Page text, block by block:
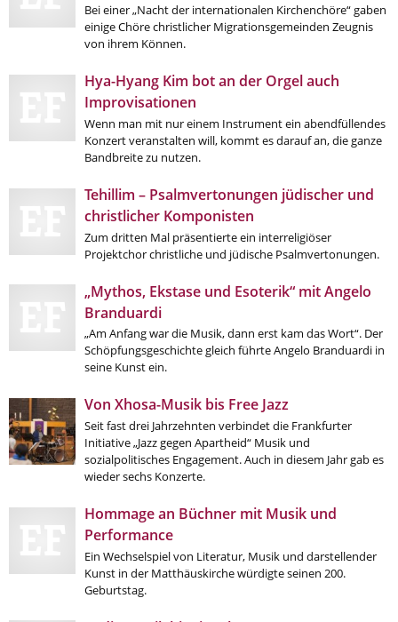
Bei einer „Nacht der internationalen Kirchenchöre“ gaben
einige Chöre christlicher Migrationsgemeinden Zeugnis
von ihrem Können.
Hya-Hyang Kim bot an der Orgel auch
Improvisationen
Wenn man mit nur einem Instrument ein abendfüllendes
Konzert veranstalten will, kommt es darauf an, die ganze
Bandbreite zu nutzen.
Tehillim – Psalmvertonungen jüdischer und
christlicher Komponisten
Zum dritten Mal präsentierte ein interreligiöser
Projektchor christliche und jüdische Psalmvertonungen.
„Mythos, Ekstase und Esoterik“ mit Angelo
Branduardi
„Am Anfang war die Musik, dann erst kam das Wort“. Der
Schöpfungsgeschichte gleich führte Angelo Branduardi in
seine Kunst ein.
Von Xhosa-Musik bis Free Jazz
Seit fast drei Jahrzehnten verbindet die Frankfurter
Initiative „Jazz gegen Apartheid“ Musik und
sozialpolitisches Engagement. Auch in diesem Jahr gab es
wieder sechs Konzerte.
Hommage an Büchner mit Musik und
Performance
Ein Wechselspiel von Literatur, Musik und darstellender
Kunst in der Matthäuskirche würdigte seinen 200.
Geburtstag.